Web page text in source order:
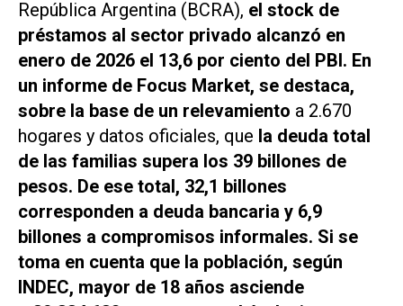
República Argentina (BCRA), el stock de
préstamos al sector privado alcanzó en
enero de 2026 el 13,6 por ciento del PBI. En
un informe de Focus Market, se destaca,
sobre la base de un relevamiento a 2.670
hogares y datos oficiales, que la deuda total
de las familias supera los 39 billones de
pesos. De ese total, 32,1 billones
corresponden a deuda bancaria y 6,9
billones a compromisos informales. Si se
toma en cuenta que la población, según
INDEC, mayor de 18 años asciende